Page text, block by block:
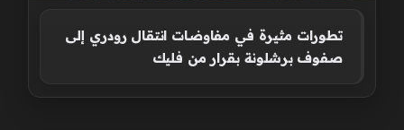
تطورات مثيرة في مفاوضات انتقال رودري إلى
صفوف برشلونة بقرار من فليك